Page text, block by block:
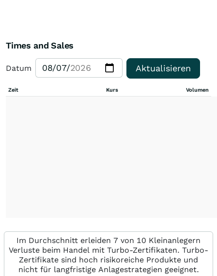
Times and Sales
Datum Aktualisieren
Zeit Kurs Volumen
Im Durchschnitt erleiden 7 von 10 Kleinanlegern
Verluste beim Handel mit Turbo-Zertifikaten. Turbo-
Zertifikate sind hoch risikoreiche Produkte und
nicht für langfristige Anlagestrategien geeignet.